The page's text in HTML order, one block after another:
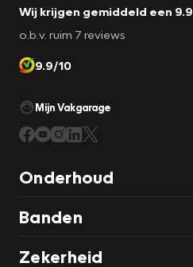
Wij krijgen gemiddeld een 9.9
o.b.v. ruim 7 reviews
9.9/10
Mijn Vakgarage
Onderhoud
Banden
Zekerheid